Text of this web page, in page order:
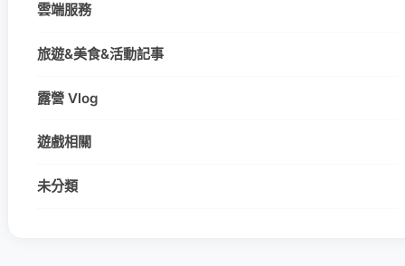
雲端服務
旅遊&美食&活動記事
露營 Vlog
遊戲相關
未分類